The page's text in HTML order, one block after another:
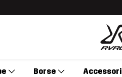
Borse Accessori